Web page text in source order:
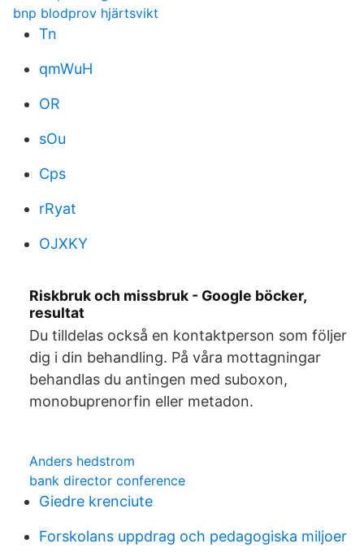
bnp blodprov hjärtsvikt
Tn
qmWuH
OR
sOu
Cps
rRyat
OJXKY
Riskbruk och missbruk - Google böcker,
resultat
Du tilldelas också en kontaktperson som följer
dig i din behandling. På våra mottagningar
behandlas du antingen med suboxon,
monobuprenorfin eller metadon.
Anders hedstrom
bank director conference
Giedre krenciute
Forskolans uppdrag och pedagogiska miljoer